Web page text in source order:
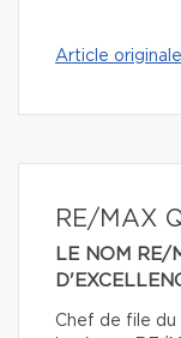
Article
RE/MAX
LE NOM RE/
Chef de file du